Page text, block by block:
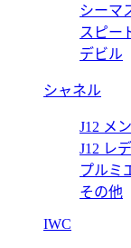
タイニー カサン
シーマ
スピー
デビル
シャネル
J12 メ
J12 レ
プルミ
その他
IWC